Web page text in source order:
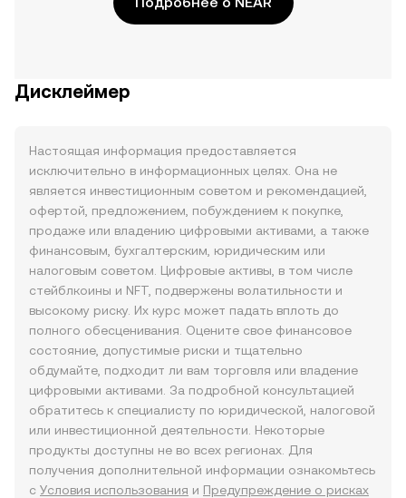
Дисклеймер
Настоящая информация предоставляется
исключительно в информационных целях. Она не
является инвестиционным советом и рекомендацией,
офертой, предложением, побуждением к покупке,
продаже или владению цифровыми активами, а также
финансовым, бухгалтерским, юридическим или
налоговым советом. Цифровые активы, в том числе
стейблкоины и NFT, подвержены волатильности и
высокому риску. Их курс может падать вплоть до
полного обесценивания. Оцените свое финансовое
состояние, допустимые риски и тщательно
обдумайте, подходит ли вам торговля или владение
цифровыми активами. За подробной консультацией
обратитесь к специалисту по юридической, налоговой
или инвестиционной деятельности. Некоторые
продукты доступны не во всех регионах. Для
получения дополнительной информации ознакомьтесь
с Условия использования и Предупреждение о рисках